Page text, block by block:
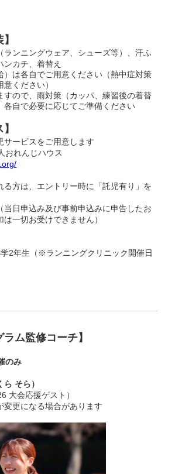
ランニングウェア、シューズ等）、汗ふ
ンカチ、着替え
は各自でご用意ください（熱中症対策
ください）
ので、雨対策（カッパ、練習後の着替
各自で必要に応じてご準備ください
サービスをご用意します
おれんじハウス
方は、エントリー時に「託児有り」を
日申込み及び事前申込みに申告したお
一切お受けできません）
学2年生（※ランニングクリニック開催日
ラム監修コーチ】
のみ
そら）
大会応援ゲスト）
更になる場合があります